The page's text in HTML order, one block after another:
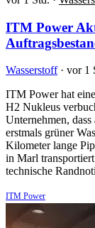
ITM Power
Wasserstoff · vor 1
ITM Power hat
H2 Nukleus
Unternehmen,
erstmals grüner
Kilometer lange
in Marl
technische
ITM Power